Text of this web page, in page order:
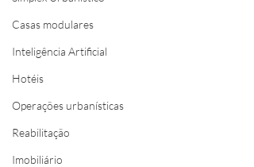
Casas modulares
Inteligência Artificial
Hotéis
Operações urbanísticas
Reabilitação
Imobiliário